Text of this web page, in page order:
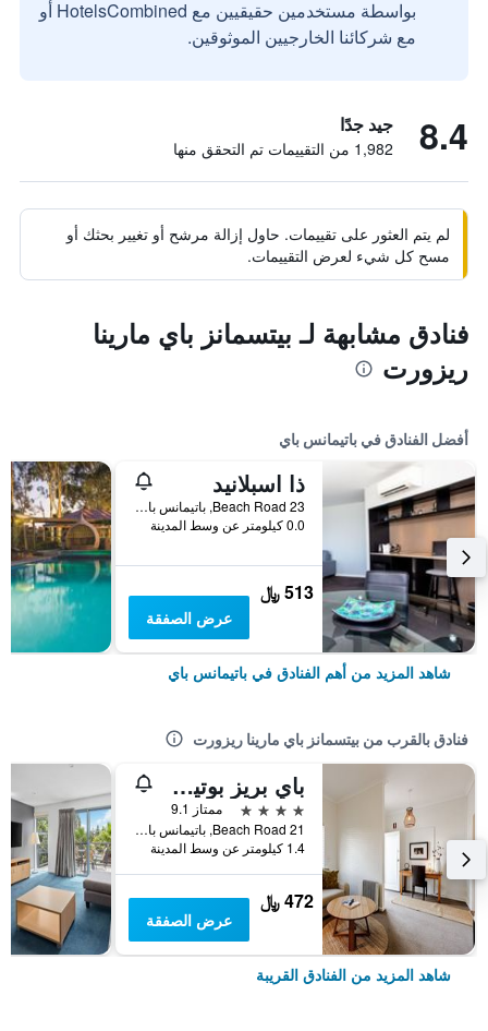
بواسطة مستخدمين حقيقيين مع HotelsCombined أو
مع شركائنا الخارجيين الموثوقين.
8.4 جيد جدًا
1,982 من التقييمات تم التحقق منها
لم يتم العثور على تقييمات. حاول إزالة مرشح أو تغيير بحثك أو
مسح كل شيء لعرض التقييمات.
فنادق مشابهة لـ بيتسمانز باي مارينا
ريزورت
أفضل الفنادق في باتيمانس باي
ذا اسبلانيد
23 Beach Road, باتيمانس باي, NSW, أستراليا
0.0 كيلومتر عن وسط المدينة
513 ﷼
عرض الصفقة
شاهد المزيد من أهم الفنادق في باتيمانس باي
فنادق بالقرب من بيتسمانز باي مارينا ريزورت
باي بريز بوتيك أكوموديشن
4 نجوم
ممتاز 9.1
21 Beach Road, باتيمانس باي, NSW, أستراليا
1.4 كيلومتر عن وسط المدينة
472 ﷼
عرض الصفقة
شاهد المزيد من الفنادق القريبة